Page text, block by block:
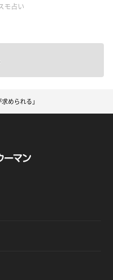
モ占い
められる」